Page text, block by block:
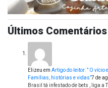
Últimos Comentários
Elizeu em Artigo do leitor: ” O
Famílias, histórias e vidas”7 de
Brasil tá infestado de bets , liga a